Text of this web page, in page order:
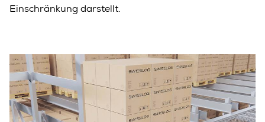
Einschränkung darstellt.